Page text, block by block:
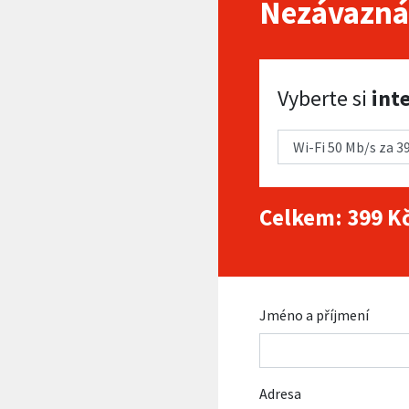
Vyberte si internet
Vyberte si
Celkem: 399
Jméno a příjmení
Adresa